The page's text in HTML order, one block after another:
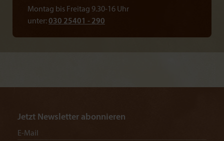
Montag bis Freitag 9.30-16 Uhr
unter:030 25401 - 290
Jetzt Newsletter abonnieren